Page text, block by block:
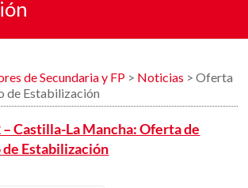
de Secundaria y FP > Noticias >Oferta
de Estabilización
Castilla-La Mancha: Oferta de
Estabilización